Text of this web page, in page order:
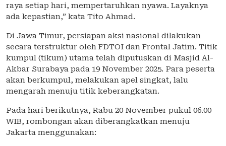
raya setiap hari, mempertaruhkan nyawa. Layaknya
ada kepastian,” kata Tito Ahmad.
Di Jawa Timur, persiapan aksi nasional dilakukan
secara terstruktur oleh FDTOI dan Frontal Jatim. Titik
kumpul (tikum) utama telah diputuskan di Masjid Al-
Akbar Surabaya pada 19 November 2025. Para peserta
akan berkumpul, melakukan apel singkat, lalu
mengarah menuju titik keberangkatan.
Pada hari berikutnya, Rabu 20 November pukul 06.00
WIB, rombongan akan diberangkatkan menuju
Jakarta menggunakan: